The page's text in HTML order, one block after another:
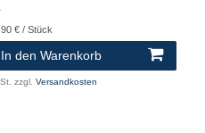
€ / Stück
In den Warenkorb
zzgl. Versandkosten